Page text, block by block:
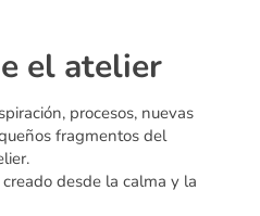
el atelier
procesos, nuevas
fragmentos del
desde la calma y la